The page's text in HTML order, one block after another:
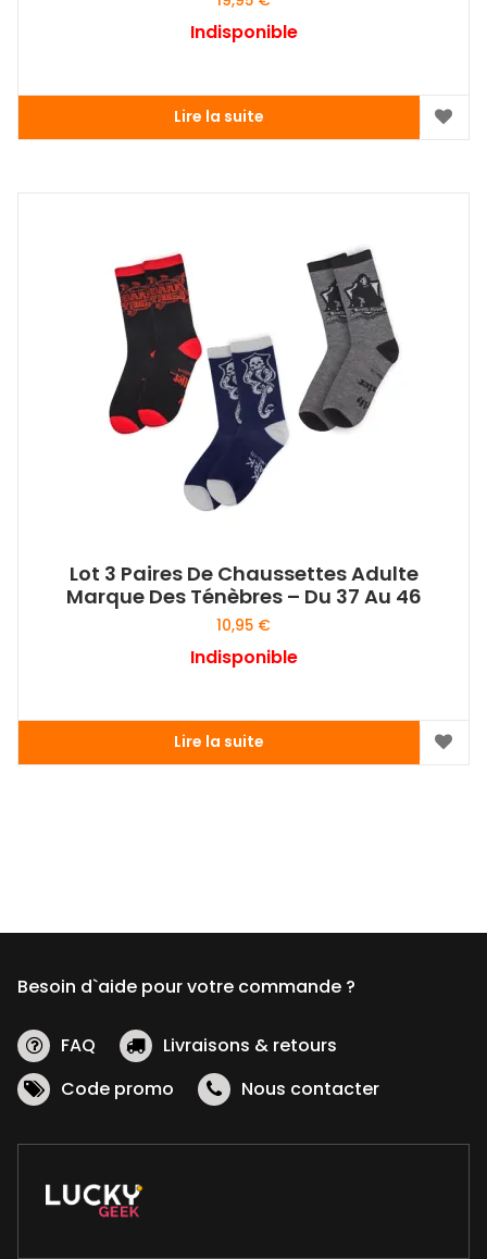
Indisponible
Lire la suite
Lot 3 Paires De Chaussettes Adulte
Marque Des Ténèbres – Du 37 Au 46
10,95 €
Indisponible
Lire la suite
Besoin d`aide pour votre commande ?
FAQ
Livraisons & retours
Code promo
Nous contacter